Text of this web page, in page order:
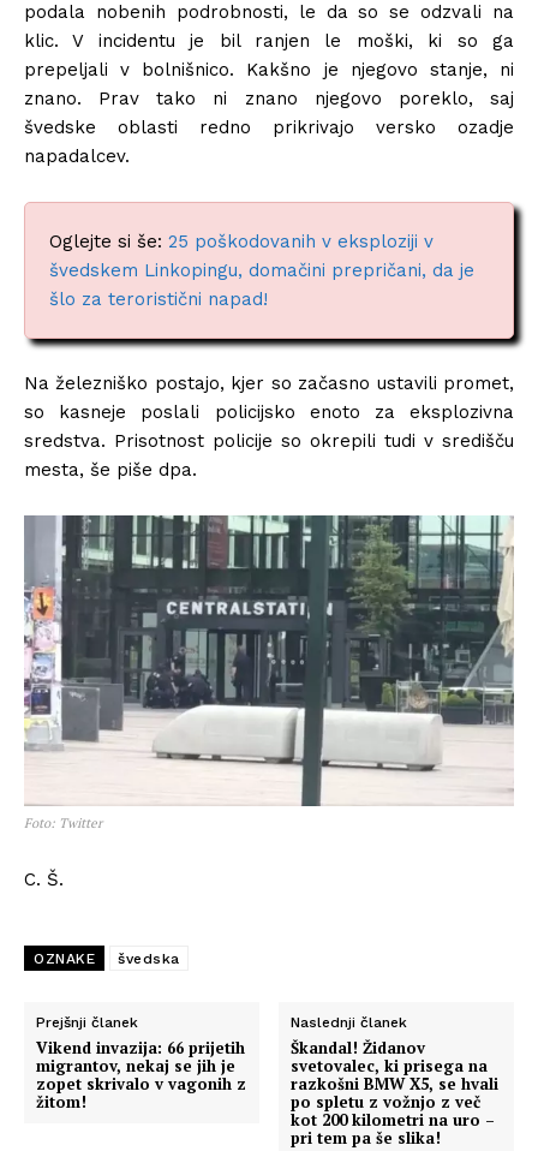
podala nobenih podrobnosti, le da so se odzvali na
klic. V incidentu je bil ranjen le moški, ki so ga
prepeljali v bolnišnico. Kakšno je njegovo stanje, ni
znano. Prav tako ni znano njegovo poreklo, saj
švedske oblasti redno prikrivajo versko ozadje
napadalcev.
Oglejte si še: 25 poškodovanih v eksploziji v
švedskem Linkopingu, domačini prepričani, da je
šlo za teroristični napad!
Na železniško postajo, kjer so začasno ustavili promet,
so kasneje poslali policijsko enoto za eksplozivna
sredstva. Prisotnost policije so okrepili tudi v središču
mesta, še piše dpa.
Foto: Twitter
C. Š.
OZNAKE švedska
Prejšnji članek
Vikend invazija: 66 prijetih
migrantov, nekaj se jih je
zopet skrivalo v vagonih z
žitom!
Naslednji članek
Škandal! Židanov
svetovalec, ki prisega na
razkošni BMW X5, se hvali
po spletu z vožnjo z več
kot 200 kilometri na uro –
pri tem pa še slika!